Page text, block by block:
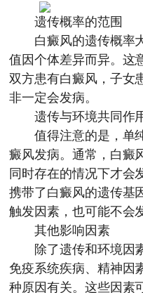
遗传概率的范围
白癜风的遗传概率大
值因个体差异而异。这
双方患有白癜风，子女
非一定会发病。
遗传与环境共同作
值得注意的是，单纯
癜风发病。通常，白癜
同时存在的情况下才会
携带了白癜风的遗传基
触发因素，也可能不会
其他影响因素
除了遗传和环境因素
免疫系统疾病、精神因
种原因有关。这些因素